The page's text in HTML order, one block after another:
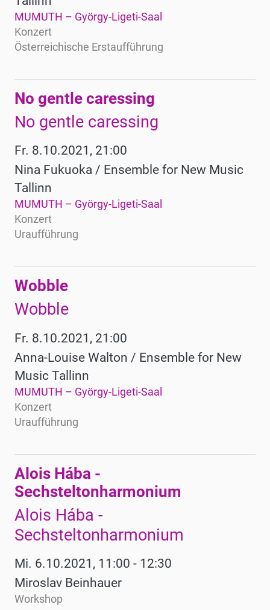
MUMUTH – György-Ligeti-Saal
Konzert
Österreichische Erstaufführung
No gentle caressing
No gentle caressing
Fr. 8.10.2021, 21:00
Nina Fukuoka / Ensemble for New Music
Tallinn
MUMUTH – György-Ligeti-Saal
Konzert
Uraufführung
Wobble
Wobble
Fr. 8.10.2021, 21:00
Anna-Louise Walton / Ensemble for New
Music Tallinn
MUMUTH – György-Ligeti-Saal
Konzert
Uraufführung
Alois Hába -
Sechsteltonharmonium
Alois Hába -
Sechsteltonharmonium
Mi. 6.10.2021, 11:00 - 12:30
Miroslav Beinhauer
Workshop